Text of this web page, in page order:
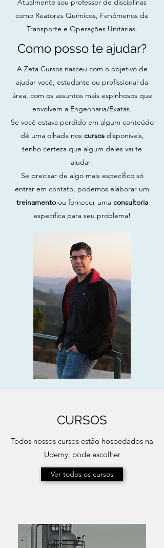
Atualmente sou professor de disciplinas
como Reatores Químicos, Fenômenos de
Transporte e Operações Unitárias.
Como posso te ajudar?
A Zeta Cursos nasceu com o objetivo de
ajudar você, estudante ou profissional da
área, com os assuntos mais espinhosos que
envolvem a Engenharia/Exatas.
Se você estava perdido em algum conteúdo
dê uma olhada nos cursosdisponíveis,
tenho certeza que algum deles vai te
ajudar!
Se precisar de algo mais específico só
entrar em contato, podemos elaborar um
treinamentoou fornecer uma consultoria
específica para seu problema!
CURSOS
Todos nossos cursos estão hospedados na
Udemy, pode escolher
Ver todos os cursos